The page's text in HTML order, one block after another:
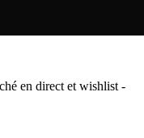
en direct et wishlist -